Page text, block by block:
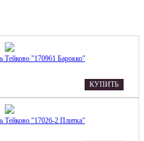
Тейково "170961 Барокко"
КУПИТЬ
Тейково "17026-2 Плитка"